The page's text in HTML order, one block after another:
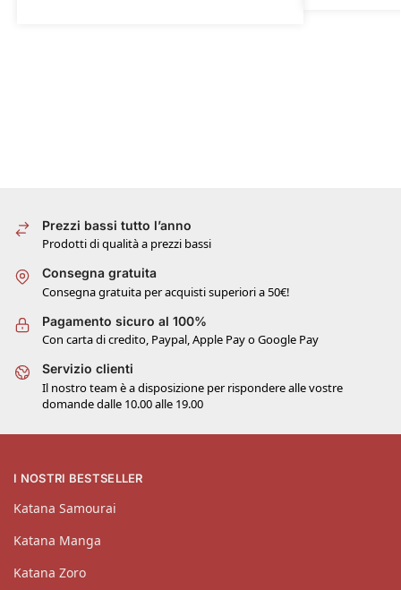
Prezzi bassi tutto l’anno
Prodotti di qualità a prezzi bassi
Consegna gratuita
Consegna gratuita per acquisti superiori a 50€!
Pagamento sicuro al 100%
Con carta di credito, Paypal, Apple Pay o Google Pay
Servizio clienti
Il nostro team è a disposizione per rispondere alle vostre
domande dalle 10.00 alle 19.00
I NOSTRI BESTSELLER
Katana Samourai
Katana Manga
Katana Zoro